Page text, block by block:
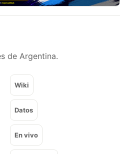
de Argentina.
Wiki
Datos
En vivo